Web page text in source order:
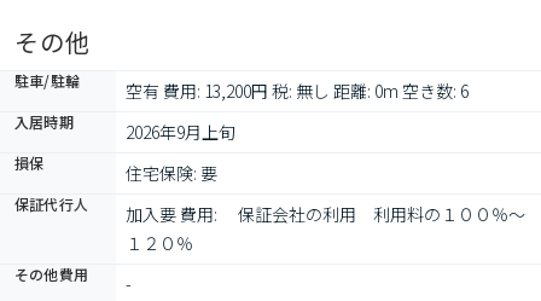
その他
駐車/駐輪 空有 費用: 13,200円 税: 無し 距離: 0m 空き数: 6
入居時期 2026年9月上旬
損保 住宅保険: 要
保証代行人
加入要 費用: 　保証会社の利用　利用料の１００％～
１２０％
その他費用 -